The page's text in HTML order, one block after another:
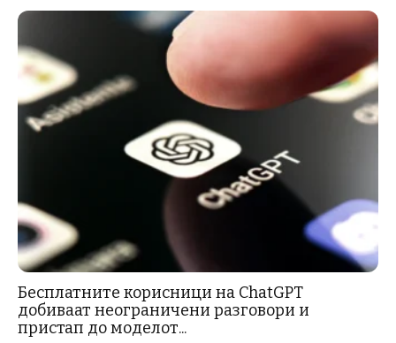
Бесплатните корисници на ChatGPT
добиваат неограничени разговори и
пристап до моделот...